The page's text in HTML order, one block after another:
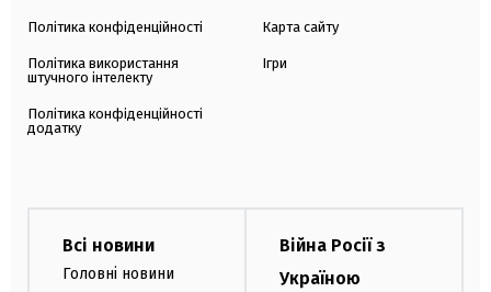
Політика конфіденційності
Політика використання
штучного інтелекту
Політика конфіденційності
додатку
Карта сайту
Ігри
Всі новини
Головні новини
Війна Росії з
Україною